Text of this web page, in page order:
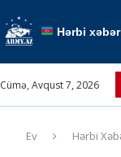
Hərbi
Cümə, Avqust 7, 2026
Ev Hərbi